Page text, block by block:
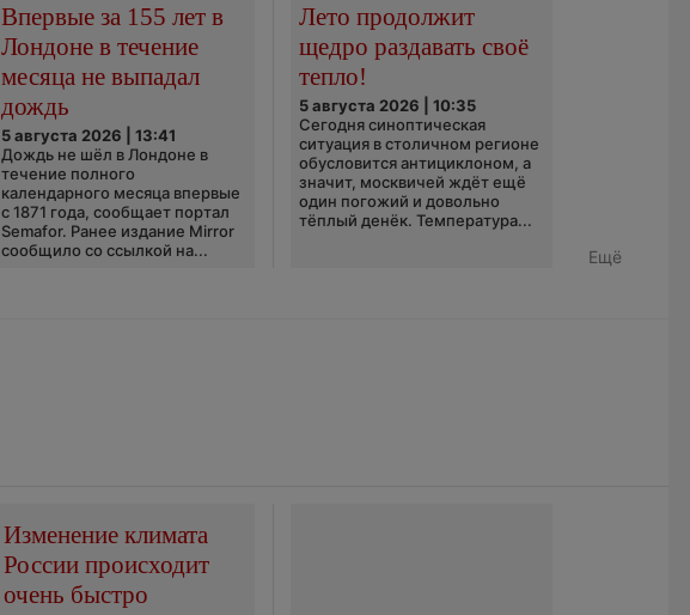
Впервые за 155 лет в
Лондоне в течение
месяца не выпадал
дождь
5 августа 2026 | 13:41
Дождь не шёл в Лондоне в
течение полного
календарного месяца впервые
с 1871 года, сообщает портал
Semafor. Ранее издание Mirror
сообщило со ссылкой на...
Лето продолжит
щедро раздавать своё
тепло!
5 августа 2026 | 10:35
Сегодня синоптическая
ситуация в столичном регионе
обусловится антициклоном, а
значит, москвичей ждёт ещё
один погожий и довольно
тёплый денёк. Температура...
Ещё
Изменение климата
России происходит
очень быстро